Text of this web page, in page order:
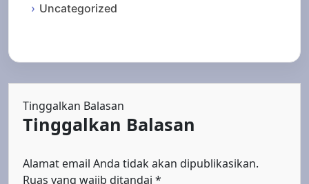
Uncategorized
Tinggalkan Balasan
Tinggalkan Balasan
Alamat email Anda tidak akan dipublikasikan.
Ruas yang wajib ditandai *